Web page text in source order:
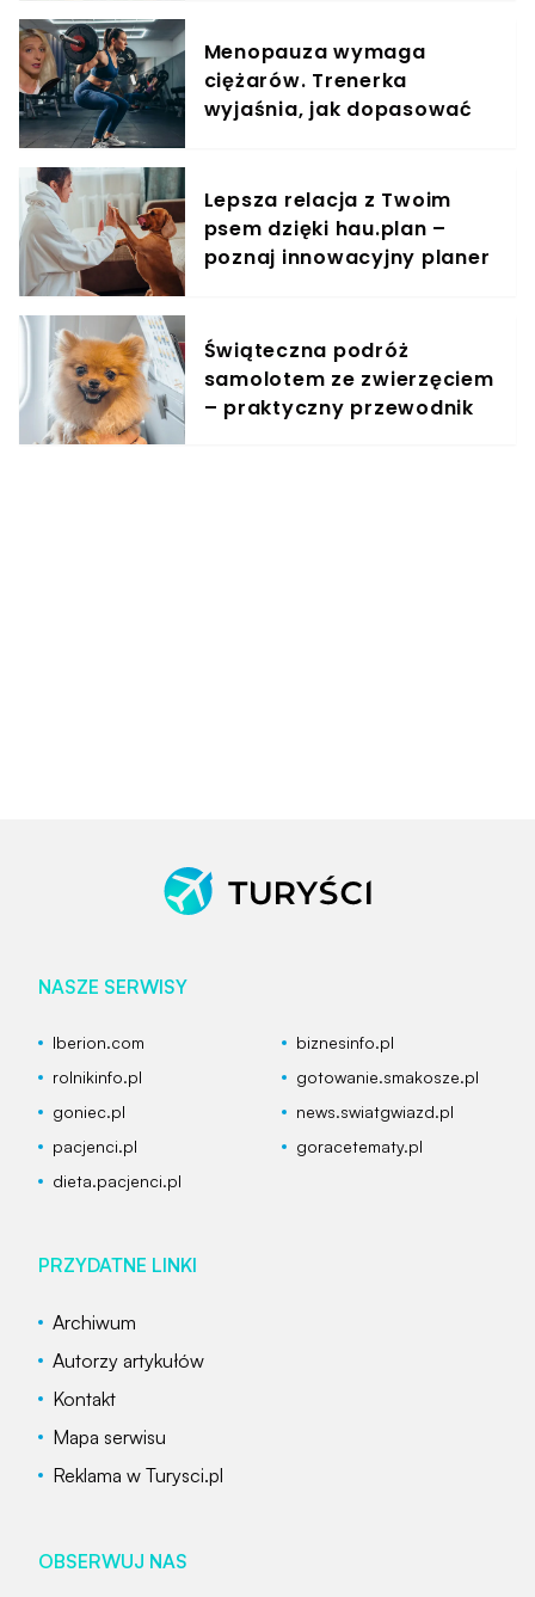
Menopauza wymaga
ciężarów. Trenerka
wyjaśnia, jak dopasować
Lepsza relacja z Twoim
psem dzięki hau.plan –
poznaj innowacyjny planer
Świąteczna podróż
samolotem ze zwierzęciem
– praktyczny przewodnik
NASZE SERWISY
Iberion.com
biznesinfo.pl
rolnikinfo.pl
gotowanie.smakosze.pl
goniec.pl
news.swiatgwiazd.pl
pacjenci.pl
goracetematy.pl
dieta.pacjenci.pl
PRZYDATNE LINKI
Archiwum
Autorzy artykułów
Kontakt
Mapa serwisu
Reklama w Turysci.pl
OBSERWUJ NAS